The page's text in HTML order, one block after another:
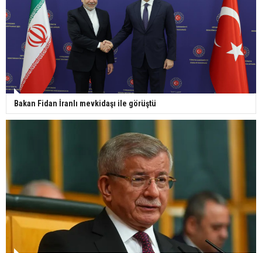
Bakan Fidan İranlı mevkidaşı ile görüştü